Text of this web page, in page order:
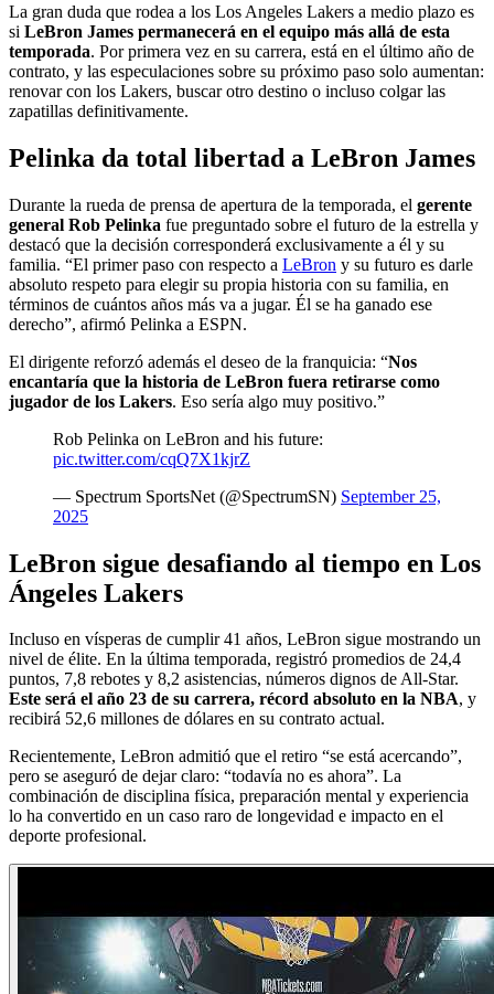
La gran duda que rodea a los Los Angeles Lakers a medio plazo es
si LeBron James permanecerá en el equipo más allá de esta
temporada. Por primera vez en su carrera, está en el último año de
contrato, y las especulaciones sobre su próximo paso solo aumentan:
renovar con los Lakers, buscar otro destino o incluso colgar las
zapatillas definitivamente.
Pelinka da total libertad a LeBron James
Durante la rueda de prensa de apertura de la temporada, el gerente
general Rob Pelinka fue preguntado sobre el futuro de la estrella y
destacó que la decisión corresponderá exclusivamente a él y su
familia. “El primer paso con respecto a LeBron y su futuro es darle
absoluto respeto para elegir su propia historia con su familia, en
términos de cuántos años más va a jugar. Él se ha ganado ese
derecho”, afirmó Pelinka a ESPN.
El dirigente reforzó además el deseo de la franquicia: “Nos
encantaría que la historia de LeBron fuera retirarse como
jugador de los Lakers. Eso sería algo muy positivo.”
Rob Pelinka on LeBron and his future:
pic.twitter.com/cqQ7X1kjrZ
— Spectrum SportsNet (@SpectrumSN) September 25,
2025
LeBron sigue desafiando al tiempo en Los
Ángeles Lakers
Incluso en vísperas de cumplir 41 años, LeBron sigue mostrando un
nivel de élite. En la última temporada, registró promedios de 24,4
puntos, 7,8 rebotes y 8,2 asistencias, números dignos de All-Star.
Este será el año 23 de su carrera, récord absoluto en la NBA, y
recibirá 52,6 millones de dólares en su contrato actual.
Recientemente, LeBron admitió que el retiro “se está acercando”,
pero se aseguró de dejar claro: “todavía no es ahora”. La
combinación de disciplina física, preparación mental y experiencia
lo ha convertido en un caso raro de longevidad e impacto en el
deporte profesional.